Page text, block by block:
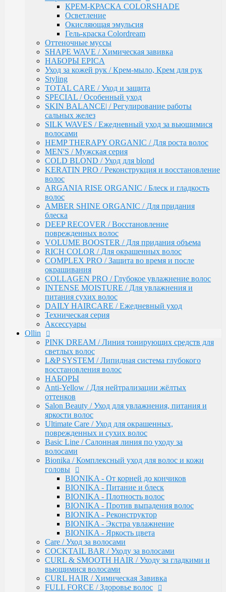
волос
ARGANIA RISE ORGANIC / Блеск и гладкость
волос
AMBER SHINE ORGANIC / Для придания блеска
DEEP RECOVER / Восстановление поврежденных
волос
VOLUME BOOSTER / Для придания объема
RICH COLOR / Для окрашенных волос
COMPLEX PRO / Защита во время и после
окрашивания
COLLAGEN PRO / Глубокое увлажнение волос
INTENSE MOISTURE / Для увлажнения и
питания сухих волос
DAILY HAIRCARE / Ежедневный уход
Техническая серия
Аксессуары
Ollin
PINK DREAM / Линия тонирующих средств для
светлых волос
L&P SYSTEM / Липидная система глубокого
восстановления волос
НАБОРЫ
Anti-Yellow / Для нейтрализации жёлтых оттенков
Salon Beauty / Уход для увлажнения, питания и
яркости волос
Ultimate Care / Уход для окрашенных,
поврежденных и сухих волос
Basic Line / Салонная линия по уходу за волосами
Bionika / Комплексный уход для волос и кожи
головы
BIONIKA - От корней до кончиков
BIONIKA - Питание и блеск
BIONIKA - Плотность волос
BIONIKA - Против выпадения волос
BIONIKA - Реконструктор
BIONIKA - Экстра увлажнение
BIONIKA - Яркость цвета
Care / Уход за волосами
COCKTAIL BAR / Уходу за волосами
CURL & SMOOTH HAIR / Уходу за гладкими и
вьющимися волосами
CURL HAIR / Химическая Завивка
FULL FORCE / Здоровье волос
FULL FORCE - Экстракт кокоса /
Восстановления волос
FULL FORCE / Экстракт пурпурного
женьшеня
FULL FORCE - Экстракт алоэ / Против
перхоти
FULL FORCE / Экстракт бамбука
INTENSE PROFI COLOR / Поддержание яркости
цвета и уход за окрашенными волосами
KERATINE ROYAL TREATMENT / Кератиновое
восстановление
KERATINE SYSTEM / Кератиновое выпрямление
волос
MATISSE COLOR / Пигмент прямого действия
MATISSE COLOR / Тонирующие маски
MEGAPOLIS / Антиоксидантная премиум-серия
PERFECT HAIR
PREMIER FOR MEN
SERVICE LINE / Салонный уход
SHINE BLOND / Уход за светлыми волосами
STYLE / Укладка
VISION / Крем-краска для бровей и ресниц
КРЕМ-КРАСКА COLORSHADE
Осветление
Окисляющая эмульсия
Гель-краска Colordream
Оттеночные муссы
SHAPE WAVE / Химическая завивка
НАБОРЫ EPICA
Уход за кожей рук / Крем-мыло, Крем для рук
Styling
TOTAL CARE / Уход и защита
SPECIAL / Особенный уход
SKIN BALANCE| / Регулирование работы
сальных желез
SILK WAVES / Ежедневный уход за вьющимися
волосами
HEMP THERAPY ORGANIC / Для роста волос
MEN'S / Мужская серия
COLD BLOND / Уход для blond
KERATIN PRO / Реконструкция и восстановление
волос
ARGANIA RISE ORGANIC / Блеск и гладкость
волос
AMBER SHINE ORGANIC / Для придания
блеска
DEEP RECOVER / Восстановление
поврежденных волос
VOLUME BOOSTER / Для придания объема
RICH COLOR / Для окрашенных волос
COMPLEX PRO / Защита во время и после
окрашивания
COLLAGEN PRO / Глубокое увлажнение волос
INTENSE MOISTURE / Для увлажнения и
питания сухих волос
DAILY HAIRCARE / Ежедневный уход
Техническая серия
Аксессуары
Ollin
PINK DREAM / Линия тонирующих средств для
светлых волос
L&P SYSTEM / Липидная система глубокого
восстановления волос
НАБОРЫ
Anti-Yellow / Для нейтрализации жёлтых
оттенков
Salon Beauty / Уход для увлажнения, питания и
яркости волос
Ultimate Care / Уход для окрашенных,
поврежденных и сухих волос
Basic Line / Салонная линия по уходу за
волосами
Bionika / Комплексный уход для волос и кожи
головы
BIONIKA - От корней до кончиков
BIONIKA - Питание и блеск
BIONIKA - Плотность волос
BIONIKA - Против выпадения волос
BIONIKA - Реконструктор
BIONIKA - Экстра увлажнение
BIONIKA - Яркость цвета
Care / Уход за волосами
COCKTAIL BAR / Уходу за волосами
CURL & SMOOTH HAIR / Уходу за гладкими и
вьющимися волосами
CURL HAIR / Химическая Завивка
FULL FORCE / Здоровье волос